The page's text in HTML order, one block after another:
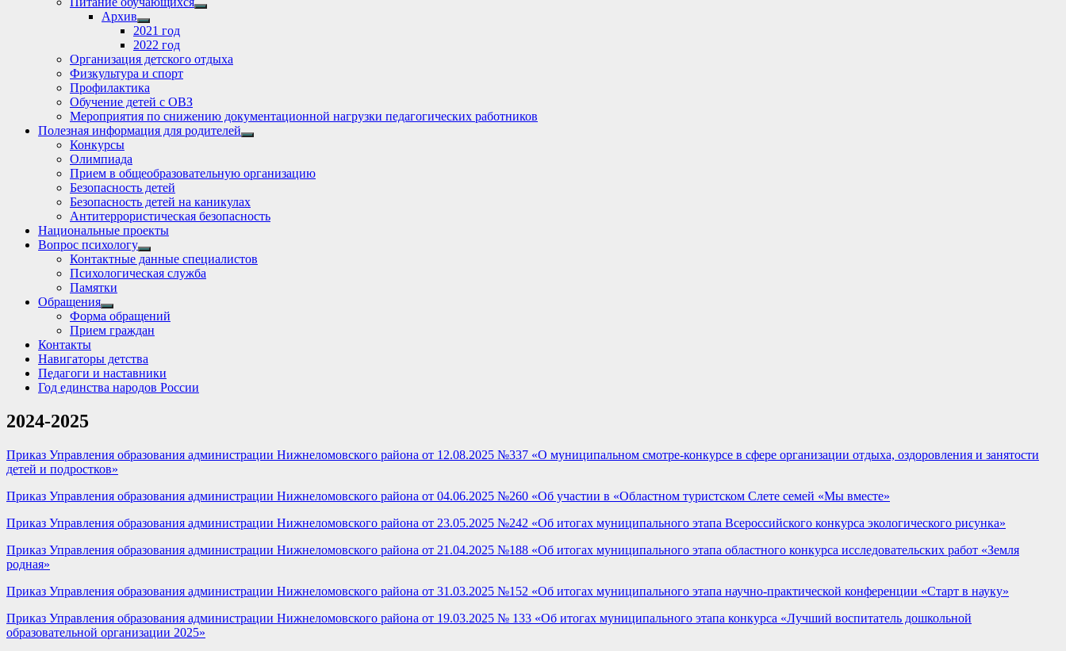
Show
Архив
Show
sub
menu
2021 год
2022 год
Организация детского отдыха
Физкультура и спорт
Профилактика
Обучение детей с ОВЗ
Мероприятия по снижению документационной нагрузки педагогических работников
Полезная информация для родителей
Show
Конкурсы
Олимпиада
Прием в общеобразовательную организацию
Безопасность детей
Безопасность детей на каникулах
Антитеррористическая безопасность
Национальные проекты
Вопрос психологу
Show
sub
menu
Контактные данные специалистов
Психологическая служба
Памятки
Обращения
Show
sub
menu
Форма обращений
Прием граждан
Контакты
Навигаторы детства
Педагоги и наставники
Год единства народов России
2024-2025
Приказ Управления образования администрации Нижнеломовского района от 12.08.2025 №337 «О муниципальном смотре-конкурсе в сфере организации отдыха, оздоровления и занятости
детей и подростков»
Приказ Управления образования администрации Нижнеломовского района от 04.06.2025 №260 «Об участии в «Областном туристском Слете семей «Мы вместе»
Приказ Управления образования администрации Нижнеломовского района от 23.05.2025 №242 «Об итогах муниципального этапа Всероссийского конкурса экологического рисунка»
Приказ Управления образования администрации Нижнеломовского района от 21.04.2025 №188 «Об итогах муниципального этапа областного конкурса исследовательских работ «Земля
родная»
Приказ Управления образования администрации Нижнеломовского района от 31.03.2025 №152 «Об итогах муниципального этапа научно-практической конференции «Старт в науку»
Приказ Управления образования администрации Нижнеломовского района от 19.03.2025 № 133 «Об итогах муниципального этапа конкурса «Лучший воспитатель дошкольной
образовательной организации 2025»